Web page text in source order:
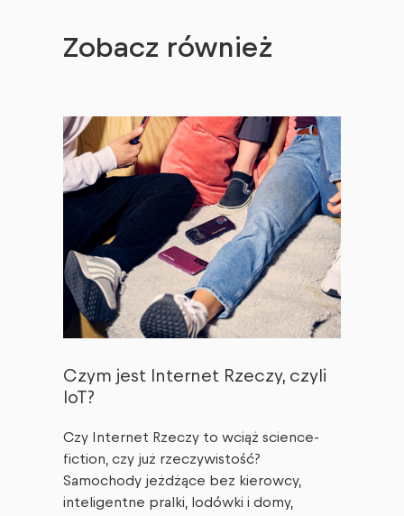
Zobacz również
Czym jest Internet Rzeczy, czyli
IoT?
Czy Internet Rzeczy to wciąż science-
fiction, czy już rzeczywistość?
Samochody jeżdżące bez kierowcy,
inteligentne pralki, lodówki i domy,